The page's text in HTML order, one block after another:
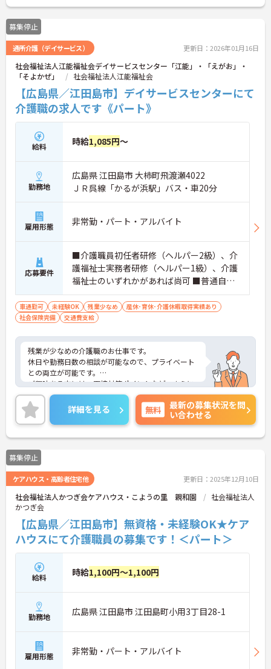
募集停止
通所介護（デイサービス） 更新日：2026年01月16日
社会福祉法人江能福祉会デイサービスセンター「江能」・「えがお」・
「そよかぜ」
社会福祉法人江能福祉会
【広島県／江田島市】デイサービスセンターにて
介護職の求人です《パート》
給料 時給1,085円～
勤務地
広島県 江田島市 大柿町飛渡瀬4022
ＪＲ呉線「かるが浜駅」バス・車20分
雇用形態 非常勤・パート・アルバイト
応募要件
■介護職員初任者研修（ヘルパー2級）、介
護福祉士実務者研修（ヘルパー1級）、介護
福祉士のいずれかがあれば尚可 ■普通自動
車運転免許（AT車限定可） ※未経験相談可
車通勤可 未経験OK 残業少なめ
産休･育休･介護休暇取得実績あり
社会保険完備
交通費支給
残業が少なめの介護職のお仕事です。
休日や勤務日数の相談が可能なので、プライベート
との両立が可能です。
ご興味ある方には、面接対策ポイントなど、さらに
詳細をお話しいたしますのでお気軽にご相談くださ
い！
詳細を見る 無料
最新の募集状況を問
い合わせる
募集停止
ケアハウス・高齢者住宅他 更新日：2025年12月10日
社会福祉法人かつぎ会ケアハウス・こようの里 親和園
社会福祉法人
かつぎ会
【広島県／江田島市】無資格・未経験OK★ケア
ハウスにて介護職員の募集です！＜パート＞
給料 時給1,100円～1,100円
勤務地 広島県 江田島市 江田島町小用3丁目28-1
雇用形態 非常勤・パート・アルバイト